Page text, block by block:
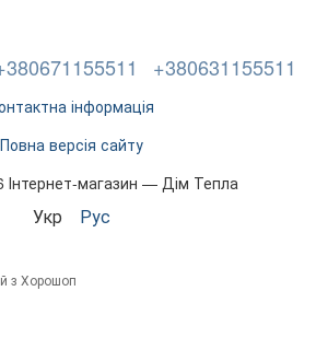
+380631155511
інформація
Повна версія сайту
магазин — Дім Тепла
Укр Рус
з Хорошоп